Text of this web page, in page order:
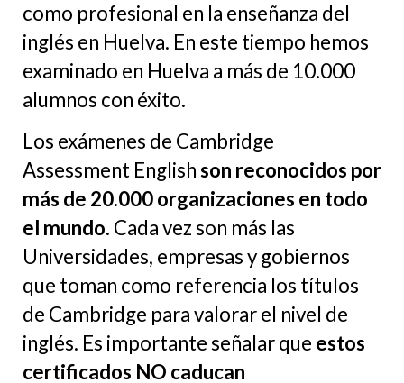
como profesional en la enseñanza del
inglés en Huelva. En este tiempo hemos
examinado en Huelva a más de 10.000
alumnos con éxito.
Los exámenes de Cambridge
Assessment Englishson reconocidos por
más de 20.000 organizaciones en todo
el mundo. Cada vez son más las
Universidades, empresas y gobiernos
que toman como referencia los títulos
de Cambridge para valorar el nivel de
inglés. Es importante señalar que estos
certificados NO caducan